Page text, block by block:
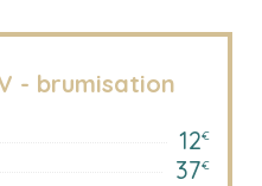
- brumisation
12€
37€